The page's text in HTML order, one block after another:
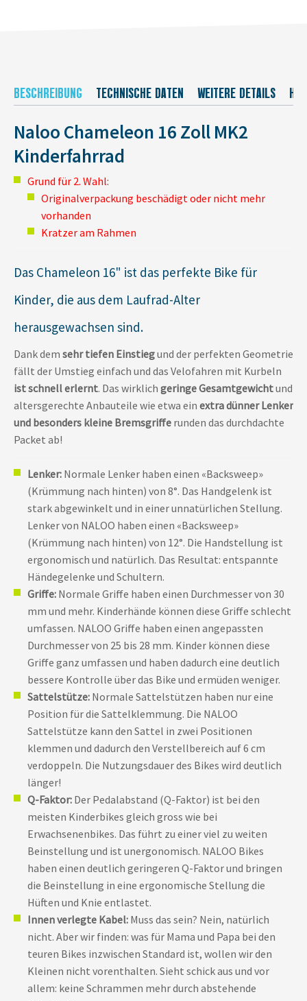
BESCHREIBUNG TECHNISCHE DATEN WEITERE DETAILS
Naloo Chameleon 16 Zoll MK2
Kinderfahrrad
Grund für 2. Wahl:
Originalverpackung beschädigt oder nicht mehr
vorhanden
Kratzer am Rahmen
Das Chameleon 16" ist das perfekte Bike für
Kinder, die aus dem Laufrad-Alter
herausgewachsen sind.
Dank dem sehr tiefen Einstiegund der perfekten Geometrie
fällt der Umstieg einfach und das Velofahren mit Kurbeln
ist schnell erlernt. Das wirklich geringe Gesamtgewichtund
altersgerechte Anbauteile wie etwa ein extra dünner Lenker
und besonders kleine Bremsgriffe runden das durchdachte
Packet ab!
Lenker: Normale Lenker haben einen «Backsweep»
(Krümmung nach hinten) von 8°. Das Handgelenk ist
stark abgewinkelt und in einer unnatürlichen Stellung.
Lenker von NALOO haben einen «Backsweep»
(Krümmung nach hinten) von 12°. Die Handstellung ist
ergonomisch und natürlich. Das Resultat: entspannte
Händegelenke und Schultern.
Griffe: Normale Griffe haben einen Durchmesser von 30
mm und mehr. Kinderhände können diese Griffe schlecht
umfassen. NALOO Griffe haben einen angepassten
Durchmesser von 25 bis 28 mm. Kinder können diese
Griffe ganz umfassen und haben dadurch eine deutlich
bessere Kontrolle über das Bike und ermüden weniger.
Sattelstütze: Normale Sattelstützen haben nur eine
Position für die Sattelklemmung. Die NALOO
Sattelstütze kann den Sattel in zwei Positionen
klemmen und dadurch den Verstellbereich auf 6 cm
verdoppeln. Die Nutzungsdauer des Bikes wird deutlich
länger!
Q-Faktor: Der Pedalabstand (Q-Faktor) ist bei den
meisten Kinderbikes gleich gross wie bei
Erwachsenenbikes. Das führt zu einer viel zu weiten
Beinstellung und ist unergonomisch. NALOO Bikes
haben einen deutlich geringeren Q-Faktor und bringen
die Beinstellung in eine ergonomische Stellung die
Hüften und Knie entlastet.
Innen verlegte Kabel: Muss das sein? Nein, natürlich
nicht. Aber wir finden: was für Mama und Papa bei den
teuren Bikes inzwischen Standard ist, wollen wir den
Kleinen nicht vorenthalten. Sieht schick aus und vor
allem: keine Schrammen mehr durch abstehende